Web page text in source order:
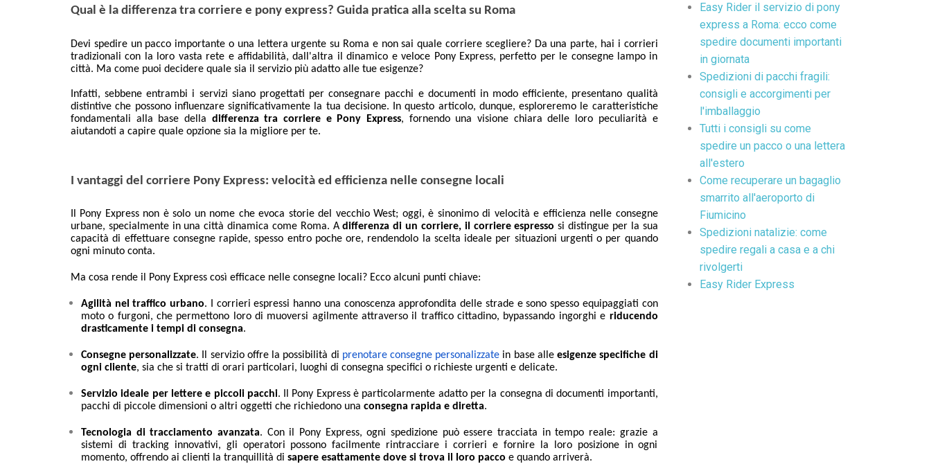
Qual è la differenza tra corriere e pony express? Guida pratica alla scelta su Roma
Devi spedire un pacco importante o una lettera urgente su Roma e non sai quale corriere scegliere? Da una parte, hai i corrieri
tradizionali con la loro vasta rete e affidabilità, dall'altra il dinamico e veloce Pony Express, perfetto per le consegne lampo in
città. Ma come puoi decidere quale sia il servizio più adatto alle tue esigenze?
Infatti, sebbene entrambi i servizi siano progettati per consegnare pacchi e documenti in modo efficiente, presentano qualità
distintive che possono influenzare significativamente la tua decisione. In questo articolo, dunque, esploreremo le caratteristiche
fondamentali alla base della differenza tra corriere e Pony Express, fornendo una visione chiara delle loro peculiarità e
aiutandoti a capire quale opzione sia la migliore per te.
I vantaggi del corriere Pony Express: velocità ed efficienza nelle consegne locali
Il Pony Express non è solo un nome che evoca storie del vecchio West; oggi, è sinonimo di velocità e efficienza nelle consegne
urbane, specialmente in una città dinamica come Roma. Adifferenza di un corriere, il corriere espresso si distingue per la sua
capacità di effettuare consegne rapide, spesso entro poche ore, rendendolo la scelta ideale per situazioni urgenti o per quando
ogni minuto conta.
Ma cosa rende il Pony Express così efficace nelle consegne locali? Ecco alcuni punti chiave:
Agilità nel traffico urbano. I corrieri espressi hanno una conoscenza approfondita delle strade e sono spesso equipaggiati con
moto o furgoni, che permettono loro di muoversi agilmente attraverso il traffico cittadino, bypassando ingorghi e riducendo
drasticamente i tempi di consegna.
Consegne personalizzate. Il servizio offre la possibilità di prenotare consegne personalizzate in base alleesigenze specifiche di
ogni cliente, sia che si tratti di orari particolari, luoghi di consegna specifici o richieste urgenti e delicate.
Servizio ideale per lettere e piccoli pacchi. Il Pony Express è particolarmente adatto per la consegna di documenti importanti,
pacchi di piccole dimensioni o altri oggetti che richiedono una consegna rapida e diretta.
Tecnologia di tracciamento avanzata. Con il Pony Express, ogni spedizione può essere tracciata in tempo reale: grazie a
sistemi di tracking innovativi, gli operatori possono facilmente rintracciare i corrieri e fornire la loro posizione in ogni
momento, offrendo ai clienti la tranquillità di sapere esattamente dove si trova il loro pacco e quando arriverà.
Easy Rider il servizio di pony
express a Roma: ecco come
spedire documenti importanti
in giornata
Spedizioni di pacchi fragili:
consigli e accorgimenti per
l'imballaggio
Tutti i consigli su come
spedire un pacco o una lettera
all'estero
Come recuperare un bagaglio
smarrito all'aeroporto di
Fiumicino
Spedizioni natalizie: come
spedire regali a casa e a chi
rivolgerti
Easy Rider Express